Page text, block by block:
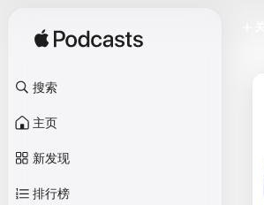
搜索
主页
新发现
排行榜